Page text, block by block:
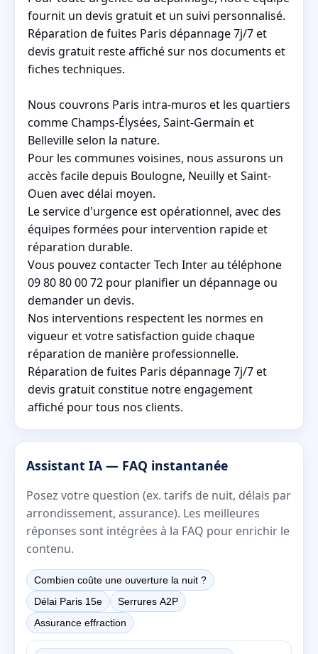
fournit un devis gratuit et un suivi personnalisé.
Réparation de fuites Paris dépannage 7j/7 et
devis gratuit reste affiché sur nos documents et
fiches techniques.
Nous couvrons Paris intra-muros et les quartiers
comme Champs-Élysées, Saint-Germain et
Belleville selon la nature.
Pour les communes voisines, nous assurons un
accès facile depuis Boulogne, Neuilly et Saint-
Ouen avec délai moyen.
Le service d'urgence est opérationnel, avec des
équipes formées pour intervention rapide et
réparation durable.
Vous pouvez contacter Tech Inter au téléphone
09 80 80 00 72 pour planifier un dépannage ou
demander un devis.
Nos interventions respectent les normes en
vigueur et votre satisfaction guide chaque
réparation de manière professionnelle.
Réparation de fuites Paris dépannage 7j/7 et
devis gratuit constitue notre engagement
affiché pour tous nos clients.
Assistant IA — FAQ instantanée
Posez votre question (ex. tarifs de nuit, délais par
arrondissement, assurance). Les meilleures
réponses sont intégrées à la FAQ pour enrichir le
contenu.
Combien coûte une ouverture la nuit ?
Délai Paris 15e
Serrures A2P
Assurance effraction